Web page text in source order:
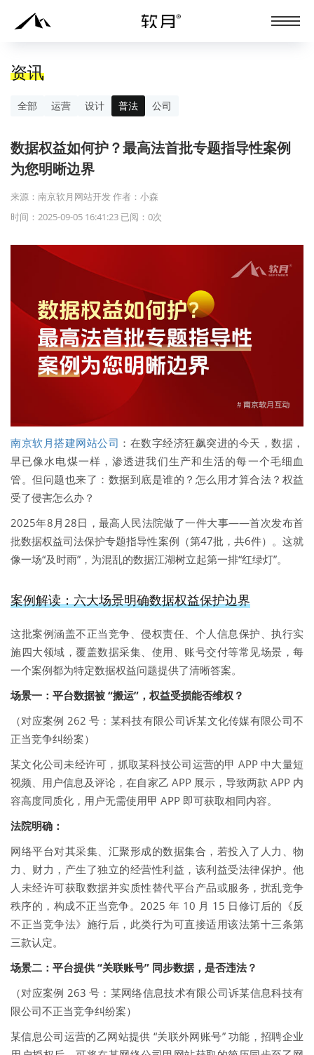
资讯
全部 运营 设计 普法 公司
数据权益如何护？最高法首批专题指导性案例
为您明晰边界
来源：南京软月网站开发 作者：小森
时间：2025-09-05 16:41:23 已阅： 0次
南京软月搭建网站公司 ：在数字经济狂飙突进的今天，数据，
早已像水电煤一样，渗透进我们生产和生活的每一个毛细血
管。但问题也来了：数据到底是谁的？怎么用才算合法？权益
受了侵害怎么办？
2025年8月28日，最高人民法院做了一件大事——首次发布首
批数据权益司法保护专题指导性案例（第47批，共6件）。这就
像一场“及时雨”，为混乱的数据江湖树立起第一排“红绿灯”。
案例解读：六大场景明确数据权益保护边界
这批案例涵盖不正当竞争、侵权责任、个人信息保护、执行实
施四大领域，覆盖数据采集、使用、账号交付等常见场景，每
一个案例都为特定数据权益问题提供了清晰答案。
场景一：平台数据被 “搬运”，权益受损能否维权？
（对应案例 262 号：某科技有限公司诉某文化传媒有限公司不
正当竞争纠纷案）
某文化公司未经许可，抓取某科技公司运营的甲 APP 中大量短
视频、用户信息及评论，在自家乙 APP 展示，导致两款 APP 内
容高度同质化，用户无需使用甲 APP 即可获取相同内容。
法院明确：
网络平台对其采集、汇聚形成的数据集合，若投入了人力、物
力、财力，产生了独立的经营性利益，该利益受法律保护。他
人未经许可获取数据并实质性替代平台产品或服务，扰乱竞争
秩序的，构成不正当竞争。2025 年 10 月 15 日修订后的《反
不正当竞争法》施行后，此类行为可直接适用该法第十三条第
三款认定。
场景二：平台提供 “关联账号” 同步数据，是否违法？
（对应案例 263 号：某网络信息技术有限公司诉某信息科技有
限公司不正当竞争纠纷案）
某信息公司运营的乙网站提供 “关联外网账号” 功能，招聘企业